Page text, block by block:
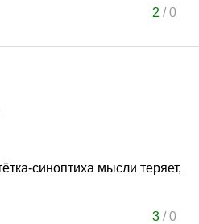
2 /0
синоптиха мысли теряет,
3/0